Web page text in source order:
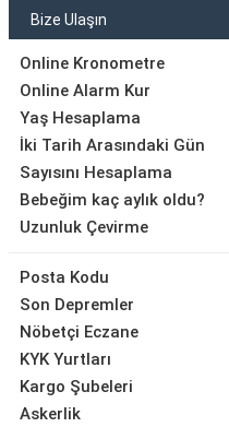
Bize Ulaşın
Online Kronometre
Online Alarm Kur
Yaş Hesaplama
İki Tarih Arasındaki Gün
Sayısını Hesaplama
Bebeğim kaç aylık oldu?
Uzunluk Çevirme
Posta Kodu
Son Depremler
Nöbetçi Eczane
KYK Yurtları
Kargo Şubeleri
Askerlik